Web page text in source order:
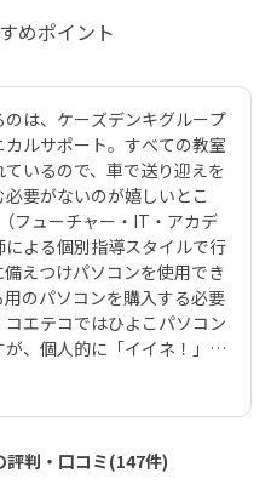
めポイント
は、ケーズデンキグループ
ルサポート。すべての教室
いるので、車で送り迎えを
要がないのが嬉しいとこ
フューチャー・IT・アカデ
よる個別指導スタイルで行
えつけパソコンを使用でき
のパソコンを購入する必要
エテコではひよこパソコン
、個人的に「イイネ！」と
ころ。なんと「ひよこFI
はもちろん、オフィスソフ
ミング検定など、将来に生
これらの資格は中学・高校
あるらしく、保護者から大
評判・口コミ(147件)